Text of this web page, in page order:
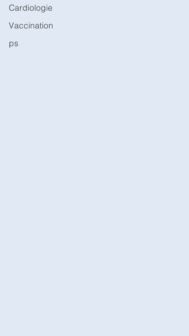
Cardiologie
Vaccination
ps